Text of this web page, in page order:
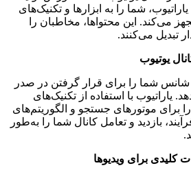
شما را به ابزارها و تکنیک‌های
می‌کند. این محتواها، مخاطبان را
تبدیل می‌کنند.
یوتیوب
شانس شما را برای قرار گرفتن در صدر
یاراتیوب با استفاده از تکنیک‌های
برای موتورهای جستجو و الگوریتم‌های
بازدید و تعامل کانال شما را به‌طور
کلیدی برای ویدیوها